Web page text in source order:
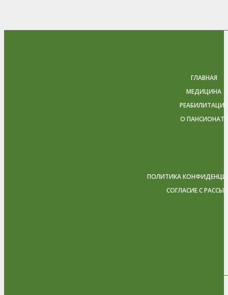
ГЛАВНАЯ
МЕДИЦИНА
РЕАБИЛИТАЦИЯ
О ПАНСИОНАТЕ
ПОЛИТИКА
СОГЛАСИЕ С